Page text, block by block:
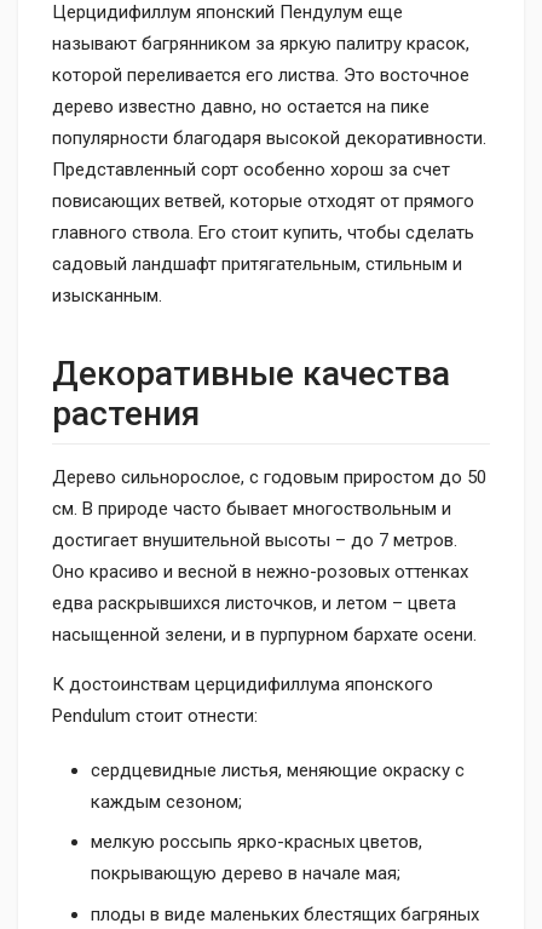
Церцидифиллум японский Пендулум еще
называют багрянником за яркую палитру красок,
которой переливается его листва. Это восточное
дерево известно давно, но остается на пике
популярности благодаря высокой декоративности.
Представленный сорт особенно хорош за счет
повисающих ветвей, которые отходят от прямого
главного ствола. Его стоит купить, чтобы сделать
садовый ландшафт притягательным, стильным и
изысканным.
Декоративные качества
растения
Дерево сильнорослое, с годовым приростом до 50
см. В природе часто бывает многоствольным и
достигает внушительной высоты – до 7 метров.
Оно красиво и весной в нежно-розовых оттенках
едва раскрывшихся листочков, и летом – цвета
насыщенной зелени, и в пурпурном бархате осени.
К достоинствам церцидифиллума японского
Pendulum стоит отнести:
сердцевидные листья, меняющие окраску с
каждым сезоном;
мелкую россыпь ярко-красных цветов,
покрывающую дерево в начале мая;
плоды в виде маленьких блестящих багряных